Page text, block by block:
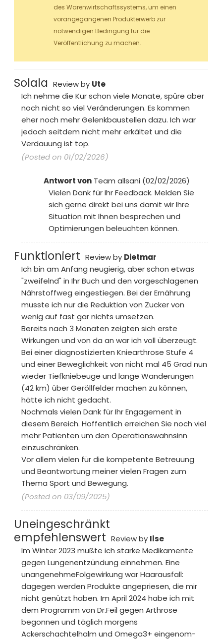
des Warenwirtschaftssystems, um einen
vorangegangenen Produkterwerb zur
notwendigen Bedingung für die
Veröffentlichung zu machen.
Solala Review by Ute
Ich nehme die Kur schon viele Monate, spüre aber
noch nicht so viel Veränderungen. Es kommen
eher noch mehr Gelenkbaustellen dazu. Ich war
jedoch seitdem nicht mehr erkältet und die
Verdauung ist top.
(Posted on 01/02/2026)
Antwort von Team allsani (02/02/2026)
Vielen Dank für Ihr Feedback. Melden Sie
sich gerne direkt bei uns damit wir Ihre
Situation mit Ihnen besprechen und
Optimierungen beleuchten können.
Funktioniert Review by Dietmar
Ich bin am Anfang neugierig, aber schon etwas
"zweifelnd" in Ihr Buch und den vorgeschlagenen
Nährstoffweg eingestiegen. Bei der Ernährung
musste ich nur die Reduktion von Zucker von
wenig auf fast gar nichts umsetzen.
Bereits nach 3 Monaten zeigten sich erste
Wirkungen und von da an war ich voll überzeugt.
Bei einer diagnostizierten Kniearthrose Stufe 4
und einer Beweglichkeit von nicht mal 45 Grad nun
wieder Tiefkniebeuge und lange Wanderungen
(42 km) über Geröllfelder machen zu können,
hätte ich nicht gedacht.
Nochmals vielen Dank für Ihr Engagement in
diesem Bereich. Hoffentlich erreichen Sie noch viel
mehr Patienten um den Operationswahnsinn
einzuschränken.
Vor allem vielen für die kompetente Betreuung
und Beantwortung meiner vielen Fragen zum
Thema Sport und Bewegung.
(Posted on 03/09/2025)
Uneingeschränkt
empfehlenswert Review by Ilse
Im Winter 2023 mußte ich starke Medikamente
gegen Lungenentzündung einnehmen. Eine
unangenehmeFolgewirkung war Haarausfall:
dagegen werden Produkte angepriesen, die mir
nicht genützt haben. Im April 2024 habe ich mit
dem Programm von Dr.Feil gegen Arthrose
begonnen und täglich morgens
Ackerschachtelhalm und Omega3+ eingenom-